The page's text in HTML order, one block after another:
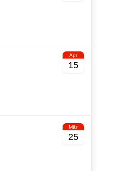
Apr
15
Mär
25